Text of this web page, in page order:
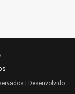
| Desenvolvido